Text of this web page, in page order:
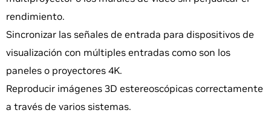
rendimiento.
Sincronizar las señales de entrada para dispositivos de
visualización con múltiples entradas como son los
paneles o proyectores 4K.
Reproducir imágenes 3D estereoscópicas correctamente
a través de varios sistemas.